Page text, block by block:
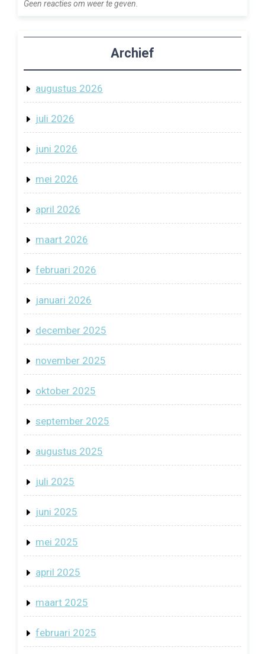
Geen reacties om weer te geven.
Archief
augustus 2026
juli 2026
juni 2026
mei 2026
april 2026
maart 2026
februari 2026
januari 2026
december 2025
november 2025
oktober 2025
september 2025
augustus 2025
juli 2025
juni 2025
mei 2025
april 2025
maart 2025
februari 2025